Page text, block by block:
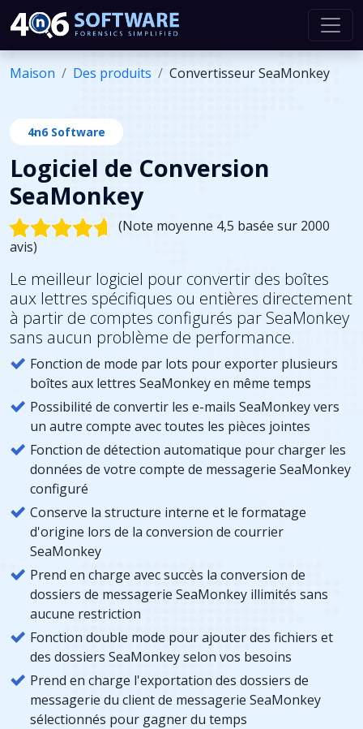
Maison Des produits Convertisseur SeaMonkey
4n6 Software
Logiciel de Conversion
SeaMonkey
(Note moyenne 4,5 basée sur 2000
avis)
Le meilleur logiciel pour convertir des boîtes
aux lettres spécifiques ou entières directement
à partir de comptes configurés par SeaMonkey
sans aucun problème de performance.
Fonction de mode par lots pour exporter plusieurs
boîtes aux lettres SeaMonkey en même temps
Possibilité de convertir les e-mails SeaMonkey vers
un autre compte avec toutes les pièces jointes
Fonction de détection automatique pour charger les
données de votre compte de messagerie SeaMonkey
configuré
Conserve la structure interne et le formatage
d'origine lors de la conversion de courrier
SeaMonkey
Prend en charge avec succès la conversion de
dossiers de messagerie SeaMonkey illimités sans
aucune restriction
Fonction double mode pour ajouter des fichiers et
des dossiers SeaMonkey selon vos besoins
Prend en charge l'exportation des dossiers de
messagerie du client de messagerie SeaMonkey
sélectionnés pour gagner du temps